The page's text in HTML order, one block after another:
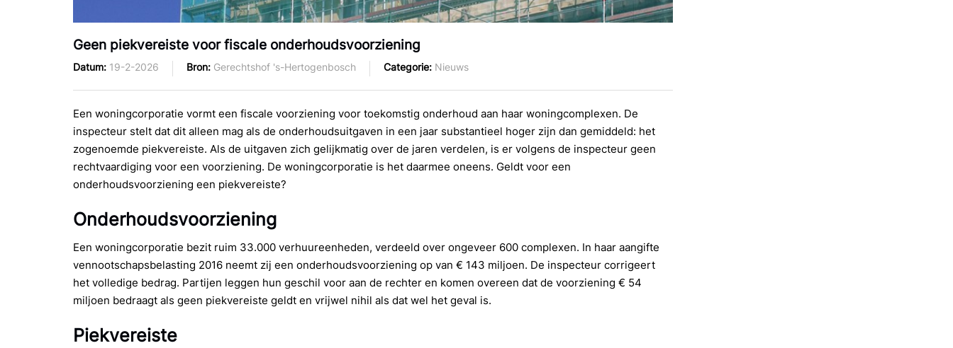
Geen piekvereiste voor fiscale onderhoudsvoorziening
Datum 19-2-2026 Bron Gerechtshof 's-Hertogenbosch Categorie Nieuws
Een woningcorporatie vormt een fiscale voorziening voor toekomstig onderhoud aan haar woningcomplexen. De
inspecteur stelt dat dit alleen mag als de onderhoudsuitgaven in een jaar substantieel hoger zijn dan gemiddeld: het
zogenoemde piekvereiste. Als de uitgaven zich gelijkmatig over de jaren verdelen, is er volgens de inspecteur geen
rechtvaardiging voor een voorziening. De woningcorporatie is het daarmee oneens. Geldt voor een
onderhoudsvoorziening een piekvereiste?
Onderhoudsvoorziening
Een woningcorporatie bezit ruim 33.000 verhuureenheden, verdeeld over ongeveer 600 complexen. In haar aangifte
vennootschapsbelasting 2016 neemt zij een onderhoudsvoorziening op van € 143 miljoen. De inspecteur corrigeert
het volledige bedrag. Partijen leggen hun geschil voor aan de rechter en komen overeen dat de voorziening € 54
miljoen bedraagt als geen piekvereiste geldt en vrijwel nihil als dat wel het geval is.
Piekvereiste